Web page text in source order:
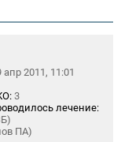
апр 2011, 11:01
3
лечение:
ПА)